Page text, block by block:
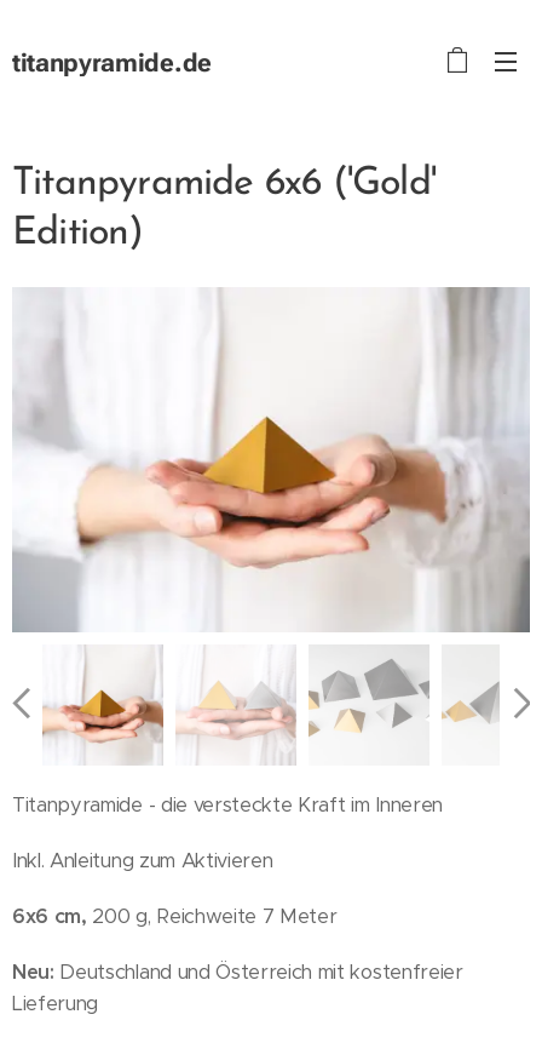
titanpyramide.de
Titanpyramide 6x6 ('Gold'
Edition)
Titanpyramide - die versteckte Kraft im Inneren
Inkl. Anleitung zum Aktivieren
6x6 cm, 200 g, Reichweite 7 Meter
Neu: Deutschland und Österreich mit kostenfreier
Lieferung